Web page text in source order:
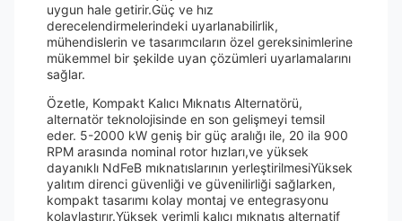
uygun hale getirir.Güç ve hız
derecelendirmelerindeki uyarlanabilirlik,
mühendislerin ve tasarımcıların özel gereksinimlerine
mükemmel bir şekilde uyan çözümleri uyarlamalarını
sağlar.
Özetle, Kompakt Kalıcı Mıknatıs Alternatörü,
alternatör teknolojisinde en son gelişmeyi temsil
eder. 5-2000 kW geniş bir güç aralığı ile, 20 ila 900
RPM arasında nominal rotor hızları,ve yüksek
dayanıklı NdFeB mıknatıslarının yerleştirilmesiYüksek
yalıtım direnci güvenliği ve güvenilirliği sağlarken,
kompakt tasarımı kolay montaj ve entegrasyonu
kolaylaştırır.Yüksek verimli kalıcı mıknatıs alternatif